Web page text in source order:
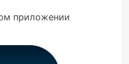
приложении